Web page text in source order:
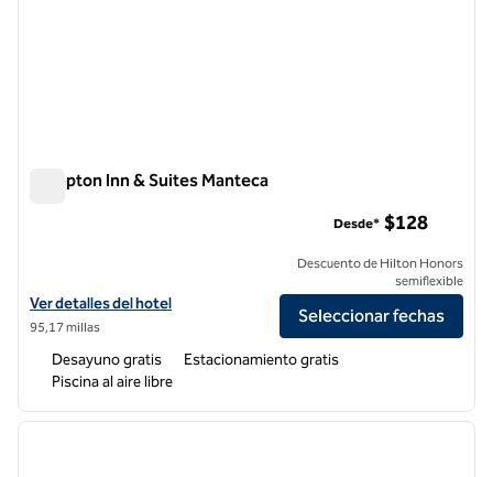
Hampton Inn & Suites Manteca
Ver detalles del hotel Hampton Inn & Suites Manteca
Ver detalles del hotel
95,17 millas
Desde* $128
Descuento de Hilton Honors
semiflexible
Seleccionar fechas
Desayuno gratis
Estacionamiento gratis
Piscina al aire libre
1 de 12